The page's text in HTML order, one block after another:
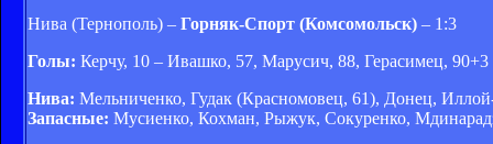
Нива (Тернополь) – Горняк-Спорт (Комсомольск) – 1:3
Голы: Керчу, 10 – Ивашко, 57, Марусич, 88, Герасимец, 90+3
Нива: Мельниченко, Гудак (Красномовец, 61), Донец,
Запасные: Мусиенко, Кохман, Рыжук, Сокуренко,